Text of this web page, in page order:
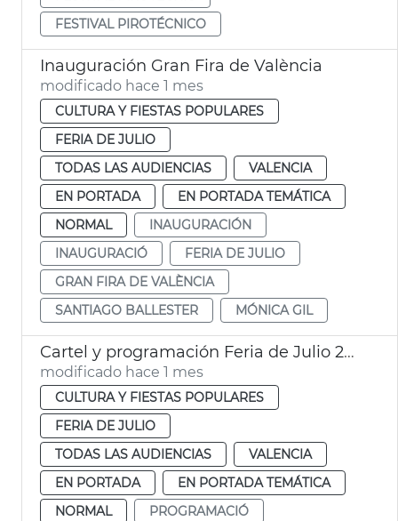
FESTIVAL PIROTÉCNICO
Inauguración Gran Fira de València
modificado hace 1 mes
CULTURA Y FIESTAS POPULARES
FERIA DE JULIO
TODAS LAS AUDIENCIAS
VALENCIA
EN PORTADA
EN PORTADA TEMÁTICA
NORMAL
INAUGURACIÓN
INAUGURACIÓ
FERIA DE JULIO
GRAN FIRA DE VALÈNCIA
SANTIAGO BALLESTER
MÓNICA GIL
Cartel y programación Feria de Julio 2026
modificado hace 1 mes
CULTURA Y FIESTAS POPULARES
FERIA DE JULIO
TODAS LAS AUDIENCIAS
VALENCIA
EN PORTADA
EN PORTADA TEMÁTICA
NORMAL
PROGRAMACIÓ